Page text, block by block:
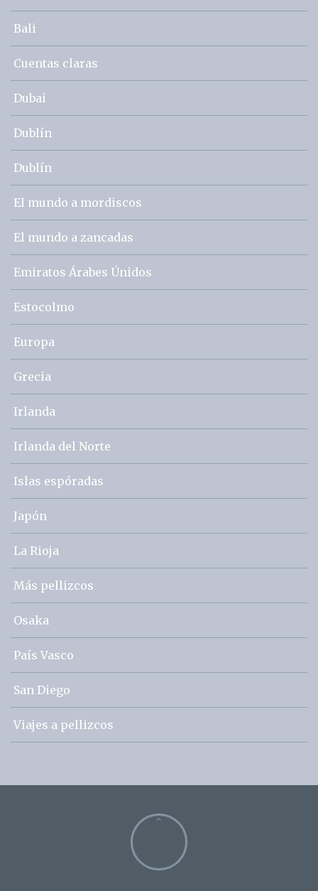
Bali
Cuentas claras
Dubai
Dublín
Dublín
El mundo a mordiscos
El mundo a zancadas
Emiratos Árabes Únidos
Estocolmo
Europa
Grecia
Irlanda
Irlanda del Norte
Islas espóradas
Japón
La Rioja
Más pellizcos
Osaka
País Vasco
San Diego
Viajes a pellizcos